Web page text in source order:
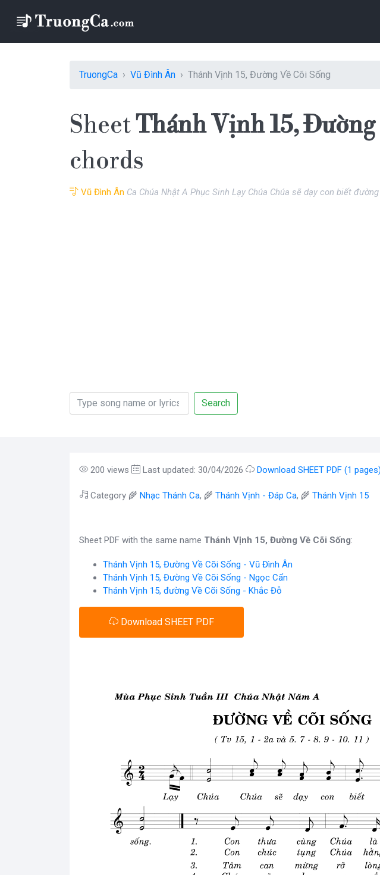
TruongCa Vũ Đình Ân Thánh Vịnh 15, Đường Về Cõi Sống
SheetThánh Vịnh 15, Đường
chords
Vũ Đình Ân Ca Chúa Nhật A Phục Sinh Lạy Chúa Chúa sẽ dạy con biết
Search
200 views Last updated: 30/04/2026 Download SHEET PDF (1 pages)
Category 🌾 Nhạc Thánh Ca, 🌾 Thánh Vịnh - Đáp Ca, 🌾 Thánh Vịnh 15
Sheet PDF with the same name Thánh Vịnh 15, Đường Về Cõi Sống:
Thánh Vịnh 15, Đường Về Cõi Sống - Vũ Đình Ân
Thánh Vịnh 15, Đường Về Cõi Sống - Ngọc Cẩn
Thánh Vịnh 15, đường Về Cõi Sống - Khắc Đỗ
Download SHEET PDF